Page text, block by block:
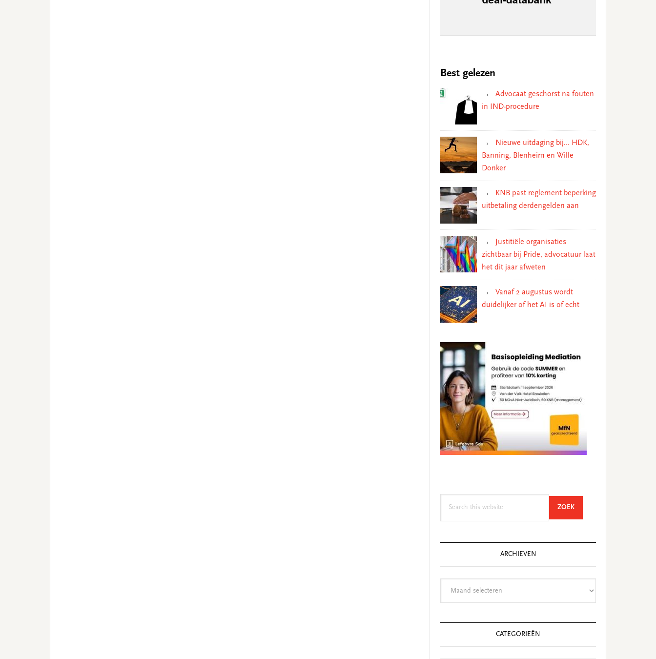
Best gelezen
Advocaat geschorst na fouten
in IND-procedure
Nieuwe uitdaging bij… HDK,
Banning, Blenheim en Wille
Donker
KNB past reglement beperking
uitbetaling derdengelden aan
Justitiële organisaties
zichtbaar bij Pride, advocatuur laat
het dit jaar afweten
Vanaf 2 augustus wordt
duidelijker of het AI is of echt
ZOEKSEARCH
ARCHIEVEN
CATEGORIEËN